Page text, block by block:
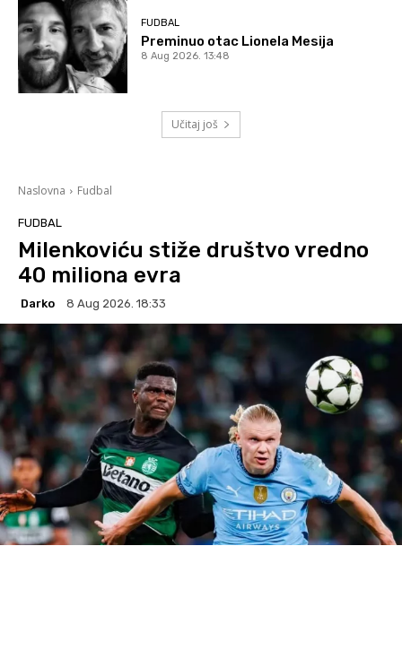
FUDBAL
Preminuo otac Lionela Mesija
8 Aug 2026. 13:48
Učitaj još